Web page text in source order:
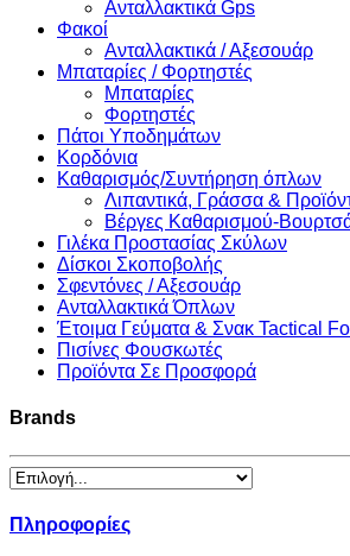
Ανταλλακτικά Gps
Φακοί
Ανταλλακτικά / Αξεσουάρ
Μπαταρίες / Φορτηστές
Μπαταρίες
Φορτηστές
Πάτοι Υποδημάτων
Κορδόνια
Καθαρισμός/Συντήρηση όπλων
Λιπαντικά, Γράσσα &
Βέργες Καθαρισμού-
Γιλέκα Προστασίας Σκύλων
Δίσκοι Σκοποβολής
Σφεντόνες / Αξεσουάρ
Ανταλλακτικά Όπλων
Έτοιμα Γεύματα & Σνακ Tactical
Πισίνες Φουσκωτές
Προϊόντα Σε Προσφορά
Brands
Πληροφορίες